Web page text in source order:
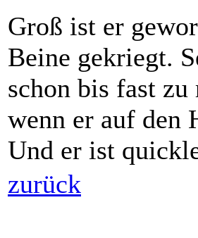
Groß ist er
Beine gekriegt.
schon bis fast
wenn er auf den
Und er ist
zurück